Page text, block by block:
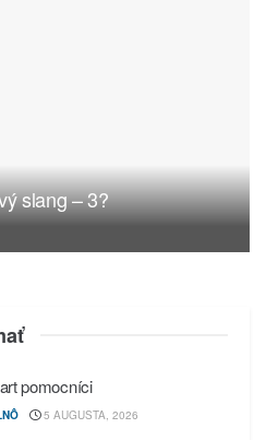
slang – 3?
pomocníci
5 AUGUSTA, 2026